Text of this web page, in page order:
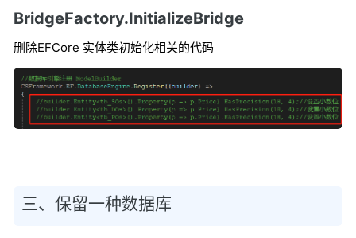
BridgeFactory.InitializeBridge
删除EFCore 实体类初始化相关的代码
三、保留一种数据库